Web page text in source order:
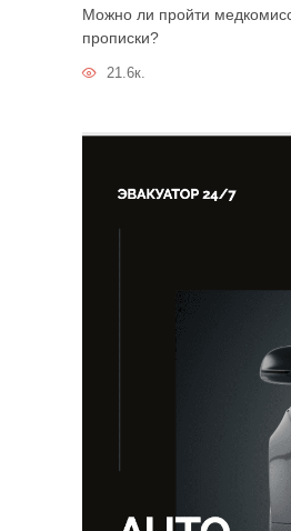
Можно ли пройти
прописки?
21.6к.